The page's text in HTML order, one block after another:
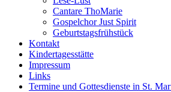
Cantare ThoMarie
Gospelchor Just Spirit
Geburtstagsfrühstück
Kontakt
Kindertagesstätte
Impressum
Links
Termine und Gottesdienste in St.